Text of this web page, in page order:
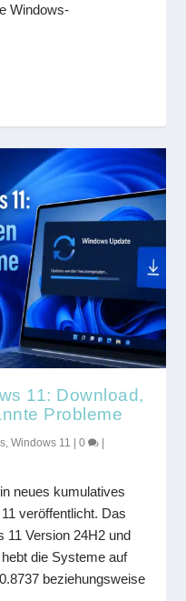
Windows-
11: Download,
Probleme
,Windows 11 |0 |
neues kumulatives
veröffentlicht. Das
11 Version 24H2 und
die Systeme auf
beziehungsweise